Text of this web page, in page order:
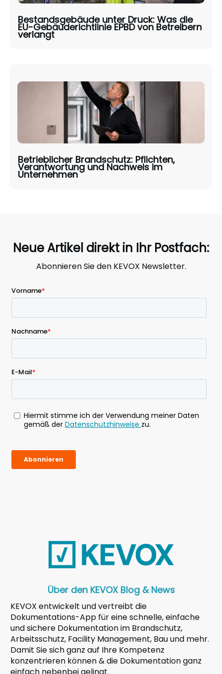
Bestandsgebäude unter Druck: Was die
EU-Gebäuderichtlinie EPBD von Betreibern
verlangt
Betrieblicher Brandschutz: Pflichten,
Verantwortung und Nachweis im
Unternehmen
Neue Artikel direkt in Ihr Postfach:
Abonnieren Sie den KEVOX Newsletter.
Über den KEVOX Blog & News
KEVOX entwickelt und vertreibt die
Dokumentations-App für eine schnelle, einfache
und sichere Dokumentation im Brandschutz,
Arbeitsschutz, Facility Management, Bau und mehr.
Damit Sie sich ganz auf Ihre Kompetenz
konzentrieren können & die Dokumentation ganz
einfach nebenbei gelingt.